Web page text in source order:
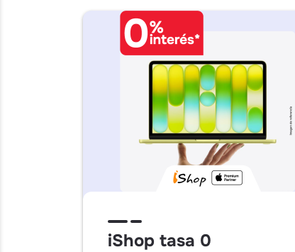
iShop tasa 0